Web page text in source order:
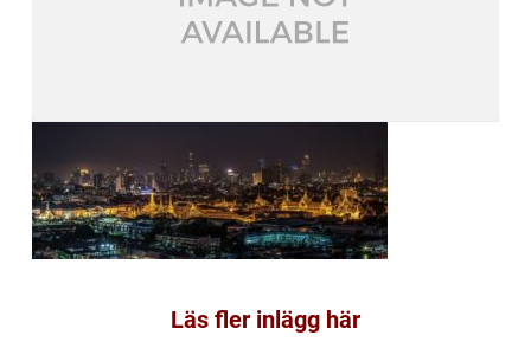
Läs fler inlägg här